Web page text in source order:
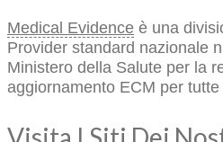
Medical Evidence è una
Provider standard nazionale
Ministero della Salute per la
aggiornamento ECM per